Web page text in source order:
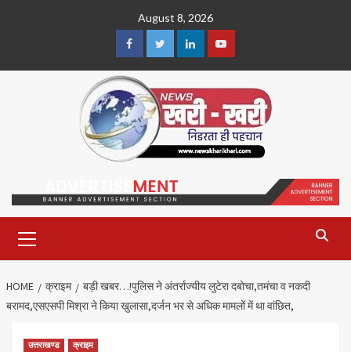
August 8, 2026
FacebookTwitterLinkedinYoutube
Menu
HOME क्राइम
बड़ी खबर…!पुलिस ने अंतर्राज्यीय लुटेरा दबोचा,तमंचा व नकदी
बरामद,एसएसपी मिश्रा ने किया खुलासा,दर्जन भर से अधिक मामलों में था वांछित,
उत्तराखण्ड क्राइम